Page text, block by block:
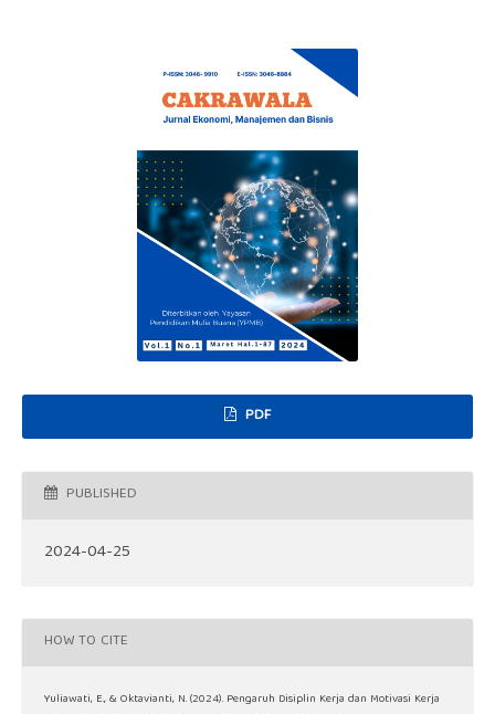
PDF
PUBLISHED
2024-04-25
HOW TO CITE
Yuliawati, E., & Oktavianti, N. (2024). Pengaruh Disiplin Kerja dan Motivasi Kerja